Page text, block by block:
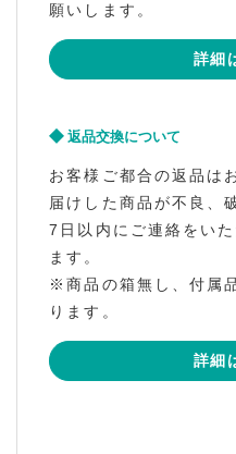
願いします。
詳細
返品交換について
お客様ご都合の返品は
届けした商品が不良、
7日以内にご連絡をい
ます。
※商品の箱無し、付属
ります。
詳細